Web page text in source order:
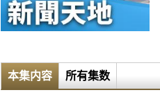
本集内容 所有集数